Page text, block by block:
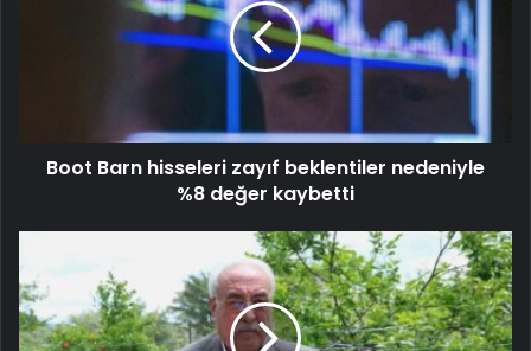
Boot Barn hisseleri zayıf beklentiler nedeniyle
%8 değer kaybetti